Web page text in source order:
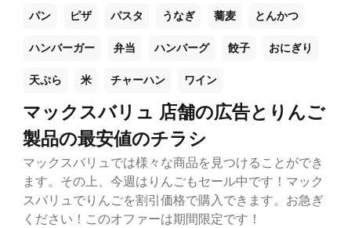
パン ピザ パスタ うなぎ 蕎麦 とんかつ
ハンバーガー 弁当 ハンバーグ 餃子 おにぎり
天ぷら 米 チャーハン ワイン
マックスバリュ 店舗の広告とりんご
製品の最安値のチラシ
マックスバリュでは様々な商品を見つけることができ
ます。その上、今週はりんごもセール中です！マック
スバリュでりんごを割引価格で購入できます。お急ぎ
ください！このオファーは期間限定です！